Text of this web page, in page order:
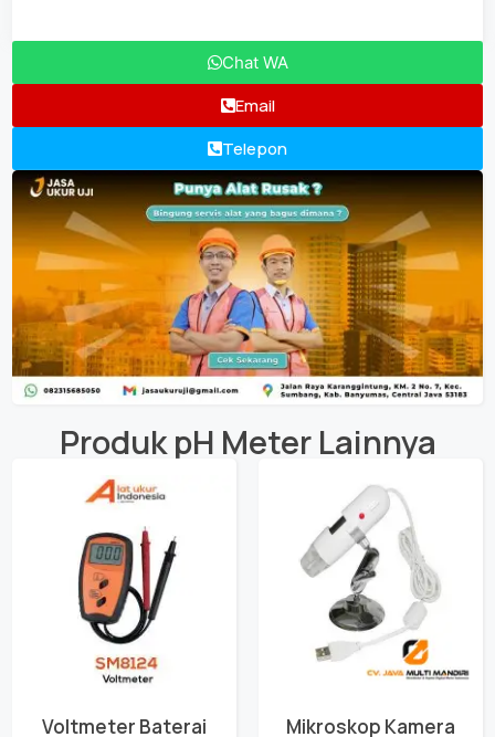
Chat WA
Email
Telepon
ProdukpH MeterLainnya
Voltmeter Baterai
Mikroskop Kamera